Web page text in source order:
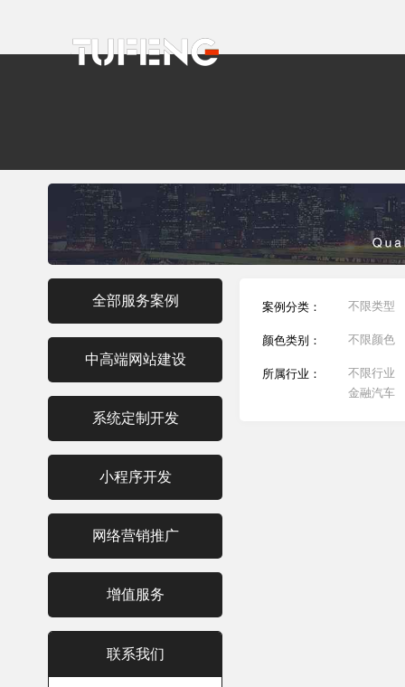
全部服务案例
中高端网站建设
系统定制开发
小程序开发
网络营销推广
增值服务
联系我们
案例分类： 不限类型
颜色类别： 不限颜色
所属行业：
不限行业
金融汽车